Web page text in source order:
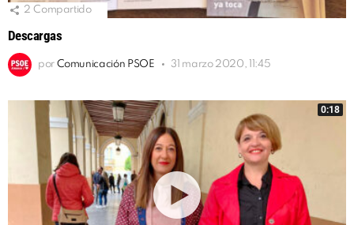
2 Compartido
Descargas
por Comunicación PSOE 31 marzo 2020, 11:45
0:18